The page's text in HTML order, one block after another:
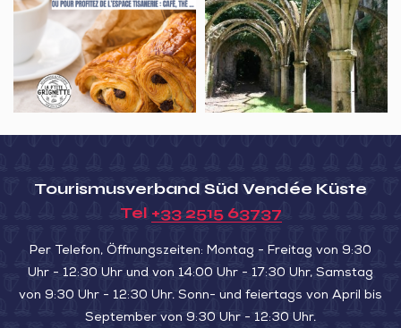
pains
chocolat
au
DIE
KÖNIGLICHE
ABTEI
Tourismusverband Süd Vendée Küste
Tel +33 2515 63737
Per Telefon, Öffnungszeiten: Montag - Freitag von 9:30
Uhr - 12:30 Uhr und von 14:00 Uhr - 17:30 Uhr, Samstag
von 9:30 Uhr - 12:30 Uhr. Sonn- und feiertags von April bis
September von 9:30 Uhr - 12:30 Uhr.